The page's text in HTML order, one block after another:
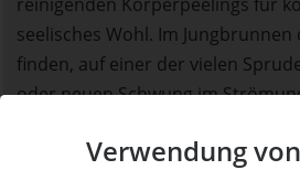
Verwendung
seelisches Wohl. Im Jungbrunnen
finden, auf einer der vielen
oder neuen Schwung im
Poolbar echte Urlaubsstimmung